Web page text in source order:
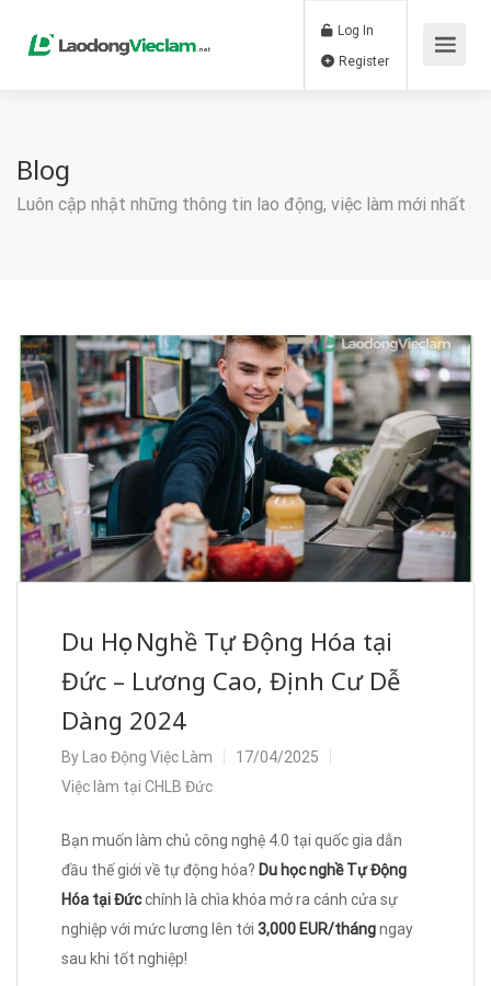
Log In
Blog
Luôn cập nhật những thông tin lao động, việc làm mới nhất
Du Học Nghề Tự Động Hóa tại
Đức – Lương Cao, Định Cư Dễ
Dàng 2024
By Lao Động Việc Làm
17/04/2025
Việc làm tại CHLB Đức
Bạn muốn làm chủ công nghệ 4.0 tại quốc gia dẫn
đầu thế giới về tự động hóa? Du học nghề Tự Động
Hóa tại Đứcchính là chìa khóa mở ra cánh cửa sự
nghiệp với mức lương lên tới 3,000 EUR/thángngay
sau khi tốt nghiệp!